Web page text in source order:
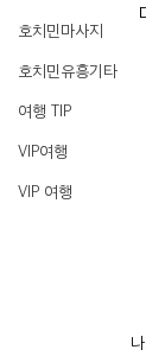
호치민마사지
호치민유흥기타
여행 TIP
VIP여행
VIP 여행